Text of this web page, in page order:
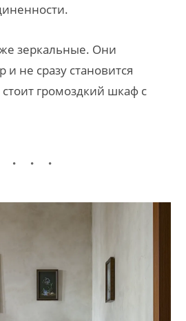
зеркальные. Они
не сразу становится
громоздкий шкаф с